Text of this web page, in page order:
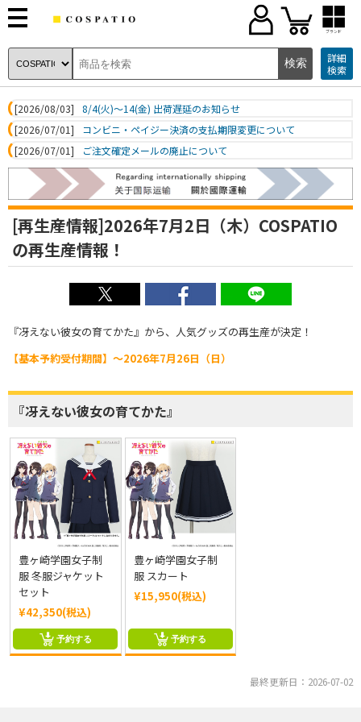
ブランド
詳細
検索
[2026/08/03]
8/4(火)～14(金) 出荷遅延のお知らせ
[2026/07/01]
コンビニ・ペイジー決済の支払期限変更について
[2026/07/01]
ご注文確定メールの廃止について
[再生産情報]2026年7月2日（木）COSPATIO
の再生産情報！
『冴えない彼女の育てかた』から、人気グッズの再生産が決定！
【基本予約受付期間】～2026年7月26日（日）
『冴えない彼女の育てかた』
豊ヶ崎学園女子制
服 冬服ジャケット
セット
¥42,350(税込)
予約する
豊ヶ崎学園女子制
服 スカート
¥15,950(税込)
予約する
最終更新日：2026-07-02